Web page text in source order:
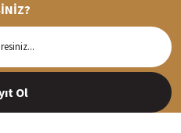
kargoya verilir
Ol